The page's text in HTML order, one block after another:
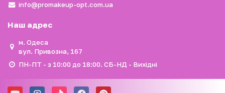
info@promakeup-opt.com.ua
Наш адрес
м. Одеса
вул. Привозна, 167
ПН-ПТ - з 10:00 до 18:00. СБ-НД - Вихідні